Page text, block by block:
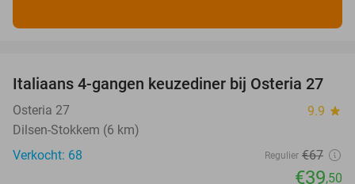
41%
Italiaans 4-gangen keuzediner bij Osteria 27
Osteria 27 9.9 star
Dilsen-Stokkem (6 km)
Verkocht: 68
Regulier €67
€39,50